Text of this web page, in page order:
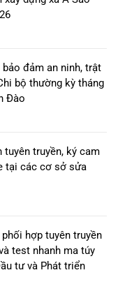
đảm an ninh, trật
bộ thường kỳ tháng
Đào
tuyên truyền, ký cam
tại các cơ sở sửa
hợp tuyên truyền
test nhanh ma túy
tư và Phát triển